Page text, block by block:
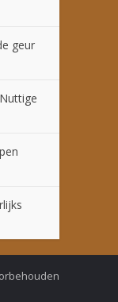
geur